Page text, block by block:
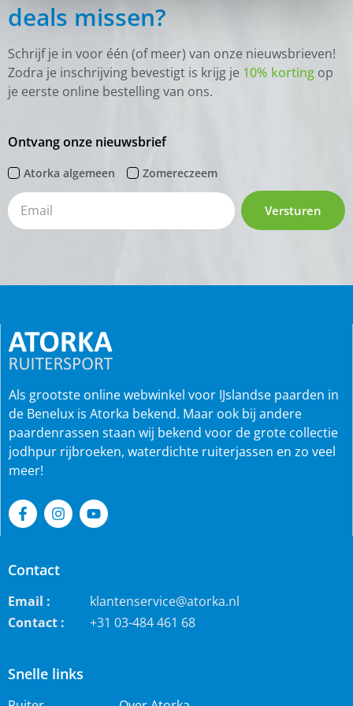
deals missen?
Schrijf je in voor één (of meer) van onze nieuwsbrieven!
Zodra je inschrijving bevestigt is krijg je 10% korting op
je eerste online bestelling van ons.
Ontvang onze nieuwsbrief
Atorka algemeen Zomereczeem
Versturen
Snelle links
Als grootste online webwinkel voor IJslandse paarden in
de Benelux is Atorka bekend. Maar ook bij andere
paardenrassen staan wij bekend voor de grote collectie
jodhpur rijbroeken, waterdichte ruiterjassen en zo veel
meer!
Contact
Email :
klantenservice@atorka.nl
Contact :
+31 03-484 461 68